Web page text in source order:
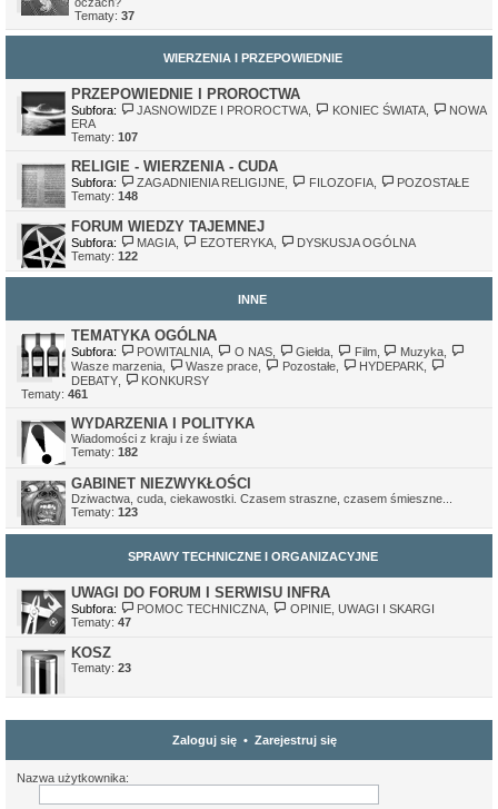
Tematy: 37
WIERZENIA I PRZEPOWIEDNIE
PRZEPOWIEDNIE I PROROCTWA
Subfora: JASNOWIDZE I PROROCTWA KONIEC ŚWIATA,
NOWA
ERA
Tematy: 107
RELIGIE - WIERZENIA - CUDA
Subfora: ZAGADNIENIA RELIGIJNE FILOZOFIA,
POZOSTAŁE
Tematy: 148
FORUM WIEDZY TAJEMNEJ
Subfora: MAGIA EZOTERYKA,
DYSKUSJA OGÓLNA
Tematy: 122
INNE
TEMATYKA OGÓLNA
Subfora: POWITALNIA O NAS, Giełda Film, Muzyka
Wasze marzenia
Wasze prace Pozostałe, HYDEPARK
DEBATY
KONKURSY
Tematy: 461
WYDARZENIA I POLITYKA
Wiadomości z kraju i ze świata
Tematy: 182
GABINET NIEZWYKŁOŚCI
Dziwactwa, cuda, ciekawostki. Czasem straszne, czasem śmieszne...
Tematy: 123
SPRAWY TECHNICZNE I ORGANIZACYJNE
UWAGI DO FORUM I SERWISU INFRA
Subfora: POMOC TECHNICZNA
OPINIE, UWAGI I SKARGI
Tematy: 47
KOSZ
Tematy: 23
Zaloguj się • Zarejestruj się
Nazwa użytkownika: